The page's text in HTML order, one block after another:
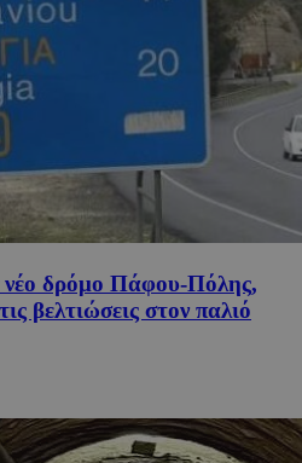
νέο δρόμο Πάφου-Πόλης,
βελτιώσεις στον παλιό